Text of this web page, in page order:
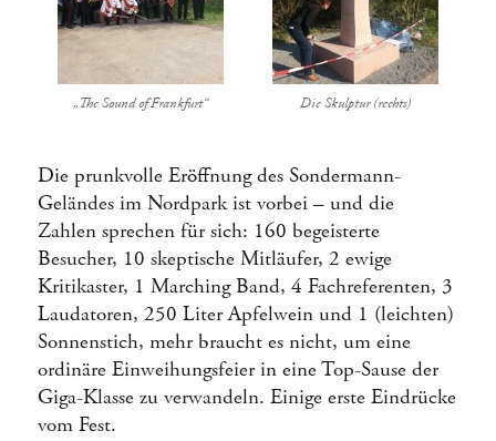
„The Sound of Frankfurt“ Die Skulptur (rechts)
Die prunkvolle Eröffnung des Sondermann-
Geländes im Nordpark ist vorbei – und die
Zahlen sprechen für sich: 160 begeisterte
Besucher, 10 skeptische Mitläufer, 2 ewige
Kritikaster, 1 Marching Band, 4 Fachreferenten, 3
Laudatoren, 250 Liter Apfelwein und 1 (leichten)
Sonnenstich, mehr braucht es nicht, um eine
ordinäre Einweihungsfeier in eine Top-Sause der
Giga-Klasse zu verwandeln. Einige erste Eindrücke
vom Fest.